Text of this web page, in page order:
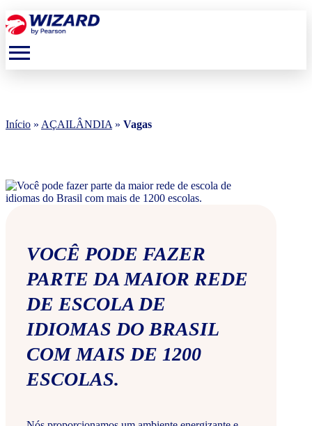
menu
Início » AÇAILÂNDIA » Vagas
VOCÊ PODE FAZER
PARTE DA MAIOR REDE
DE ESCOLA DE
IDIOMAS DO BRASIL
COM MAIS DE 1200
ESCOLAS.